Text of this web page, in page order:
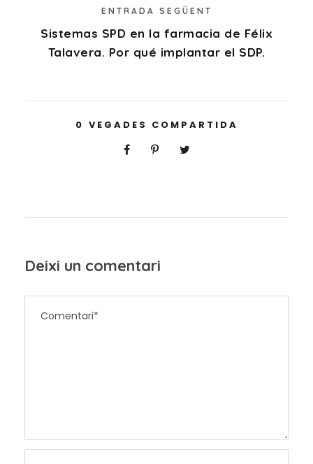
ENTRADA SEGÜENT
Sistemas SPD en la farmacia de Félix
Talavera. Por qué implantar el SDP.
0 VEGADES COMPARTIDA
Deixi un comentari